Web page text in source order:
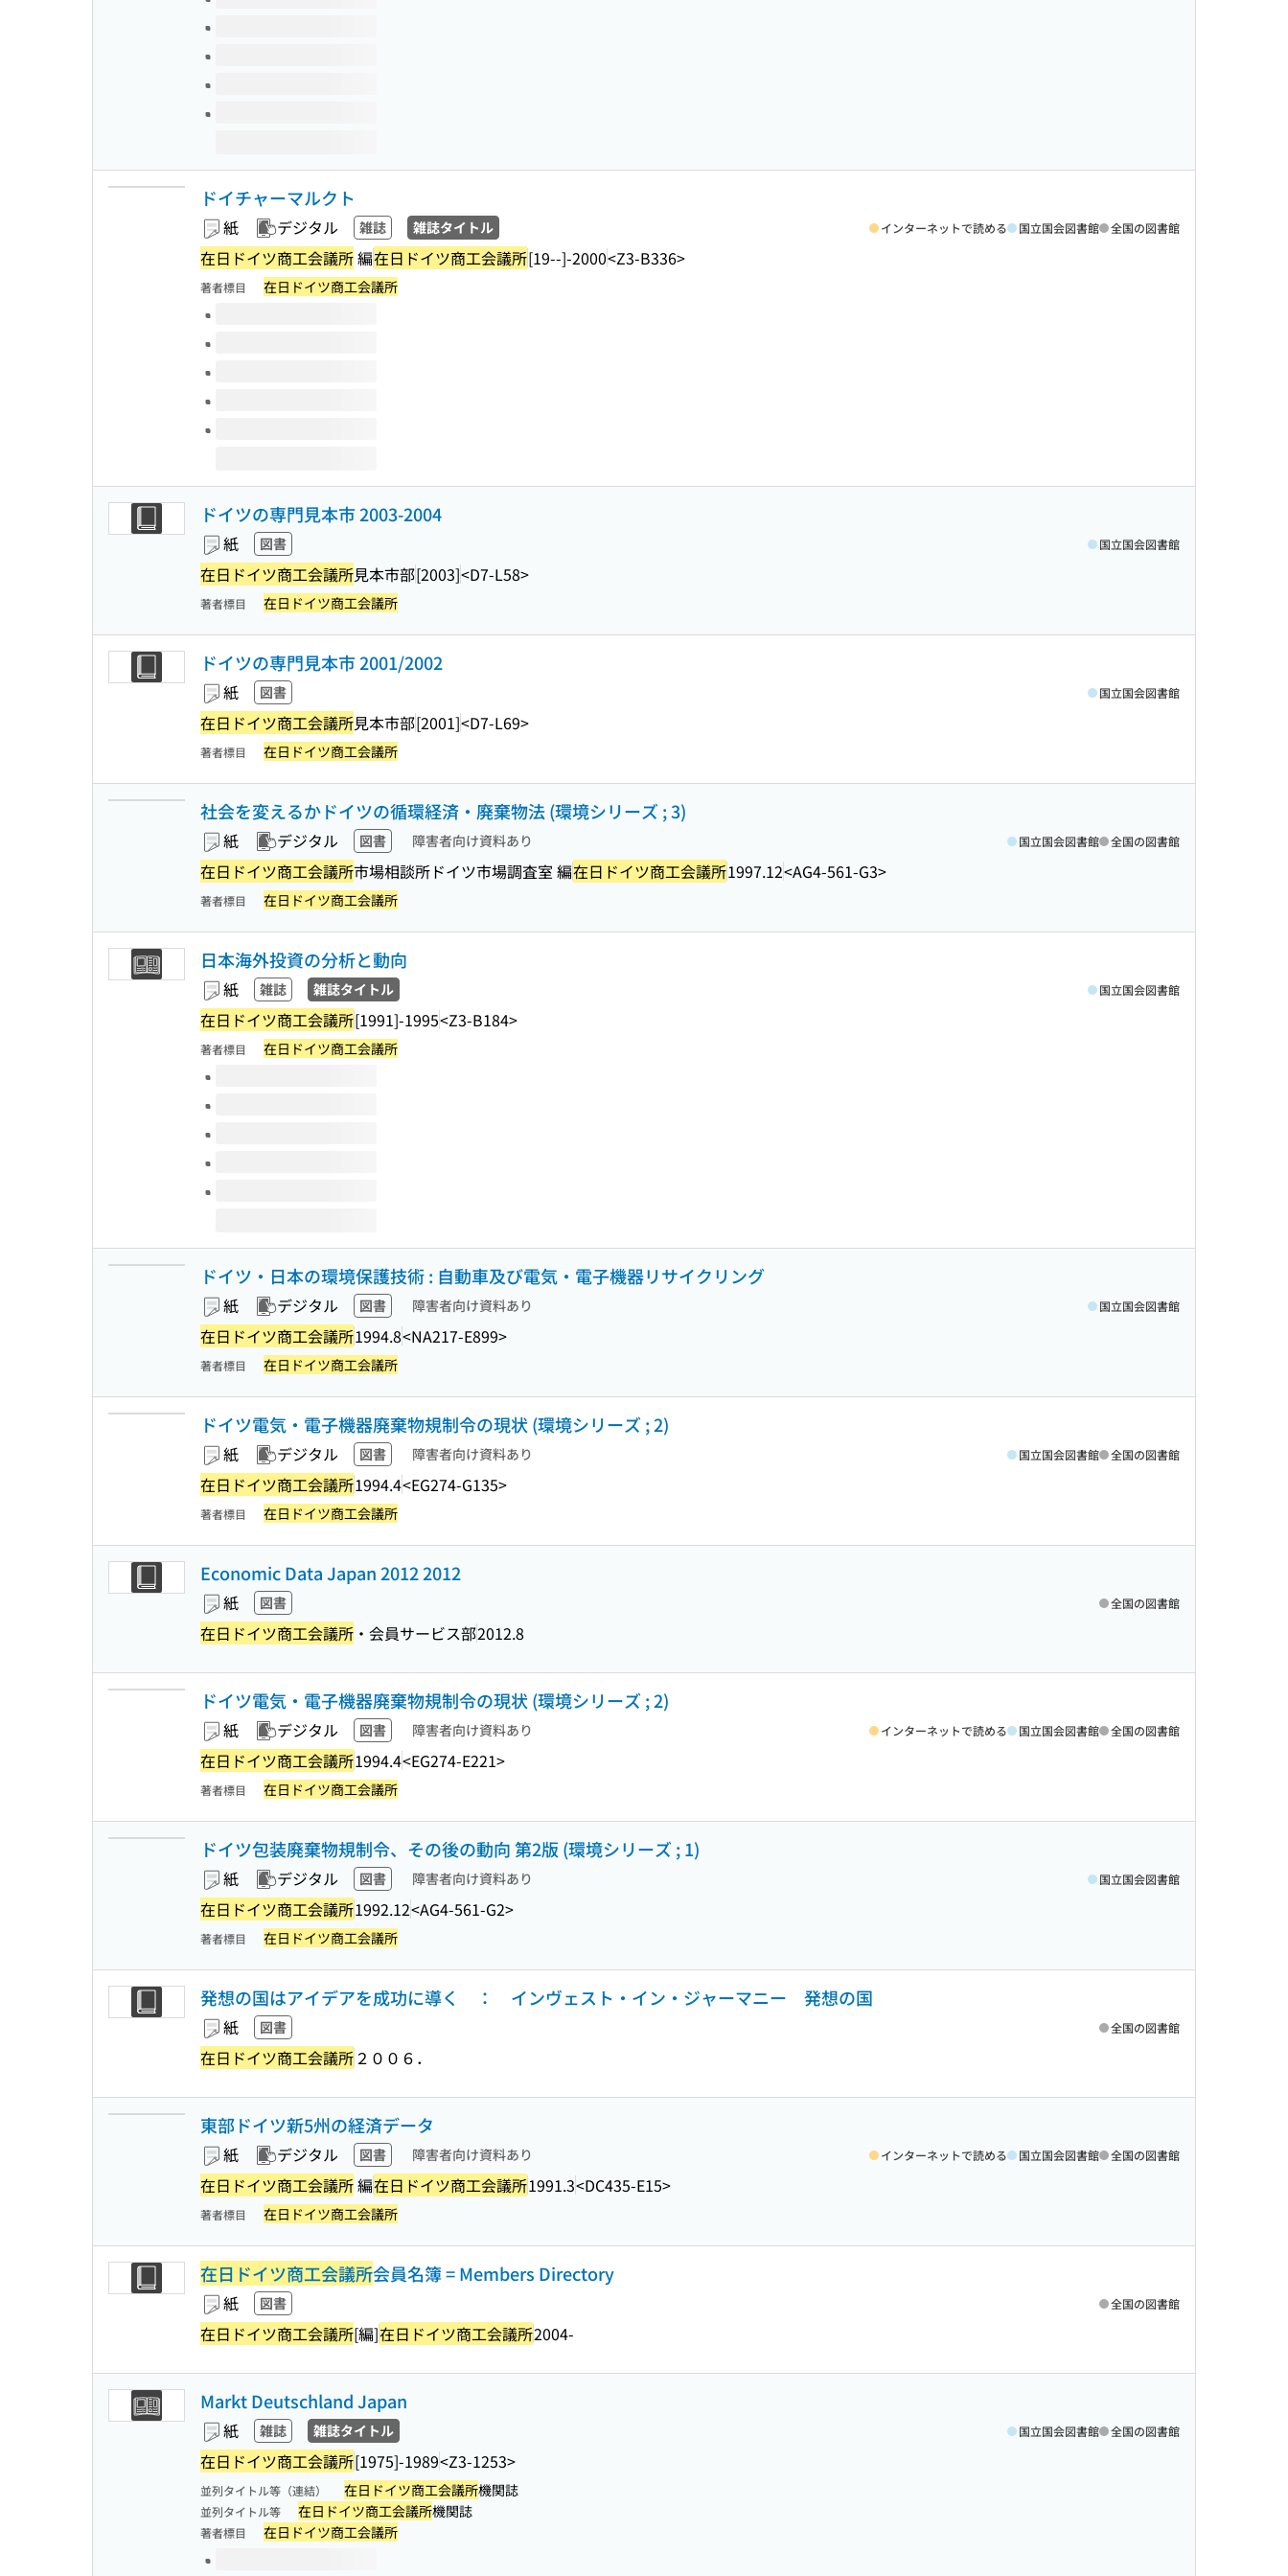
ドイチャーマルクト
紙 デジタル 雑誌 雑誌タイトル
在日ドイツ商工会議所編在日ドイツ商工会議所[19--]-2000<Z3-B336>
インターネットで読める 国立国会図書館 全国の図書館
著者標目 在日ドイツ商工会議所
このタイトルの巻号
ドイツの専門見本市 2003-2004
紙 図書
在日ドイツ商工会議所見本市部[2003]<D7-L58>
国立国会図書館
著者標目 在日ドイツ商工会議所
ドイツの専門見本市 2001/2002
紙 図書
在日ドイツ商工会議所見本市部[2001]<D7-L69>
国立国会図書館
著者標目 在日ドイツ商工会議所
社会を変えるかドイツの循環経済・廃棄物法 (環境シリーズ ; 3)
紙 デジタル 図書 障害者向け資料あり
在日ドイツ商工会議所市場相談所ドイツ市場調査室 編在日ドイツ商工会議所1997.12<AG4-561-G3>
国立国会図書館 全国の図書館
著者標目 在日ドイツ商工会議所
日本海外投資の分析と動向
紙 雑誌 雑誌タイトル
在日ドイツ商工会議所[1991]-1995<Z3-B184>
国立国会図書館
著者標目 在日ドイツ商工会議所
このタイトルの巻号
ドイツ・日本の環境保護技術 : 自動車及び電気・電子機器リサイクリング
紙 デジタル 図書 障害者向け資料あり
在日ドイツ商工会議所1994.8<NA217-E899>
国立国会図書館
著者標目 在日ドイツ商工会議所
ドイツ電気・電子機器廃棄物規制令の現状 (環境シリーズ ; 2)
紙 デジタル 図書 障害者向け資料あり
在日ドイツ商工会議所1994.4<EG274-G135>
国立国会図書館 全国の図書館
著者標目 在日ドイツ商工会議所
Economic Data Japan 2012 2012
紙 図書
在日ドイツ商工会議所 ・会員サービス部2012.8
全国の図書館
ドイツ電気・電子機器廃棄物規制令の現状 (環境シリーズ ; 2)
紙 デジタル 図書 障害者向け資料あり
在日ドイツ商工会議所1994.4<EG274-E221>
インターネットで読める 国立国会図書館 全国の図書館
著者標目 在日ドイツ商工会議所
ドイツ包装廃棄物規制令、その後の動向 第2版 (環境シリーズ ; 1)
紙 デジタル 図書 障害者向け資料あり
在日ドイツ商工会議所1992.12<AG4-561-G2>
国立国会図書館
著者標目 在日ドイツ商工会議所
発想の国はアイデアを成功に導く ： インヴェスト・イン・ジャーマニー 発想の国
紙 図書
在日ドイツ商工会議所 ２００６．
全国の図書館
東部ドイツ新5州の経済データ
紙 デジタル 図書 障害者向け資料あり
在日ドイツ商工会議所編在日ドイツ商工会議所1991.3<DC435-E15>
インターネットで読める 国立国会図書館 全国の図書館
著者標目 在日ドイツ商工会議所
在日ドイツ商工会議所会員名簿 = Members Directory
紙 図書
在日ドイツ商工会議所[編]在日ドイツ商工会議所2004-
全国の図書館
Markt Deutschland Japan
紙 雑誌 雑誌タイトル
在日ドイツ商工会議所[1975]-1989<Z3-1253>
国立国会図書館 全国の図書館
並列タイトル等（連結） 在日ドイツ商工会議所機関誌
並列タイトル等 在日ドイツ商工会議所機関誌
著者標目 在日ドイツ商工会議所
このタイトルの巻号